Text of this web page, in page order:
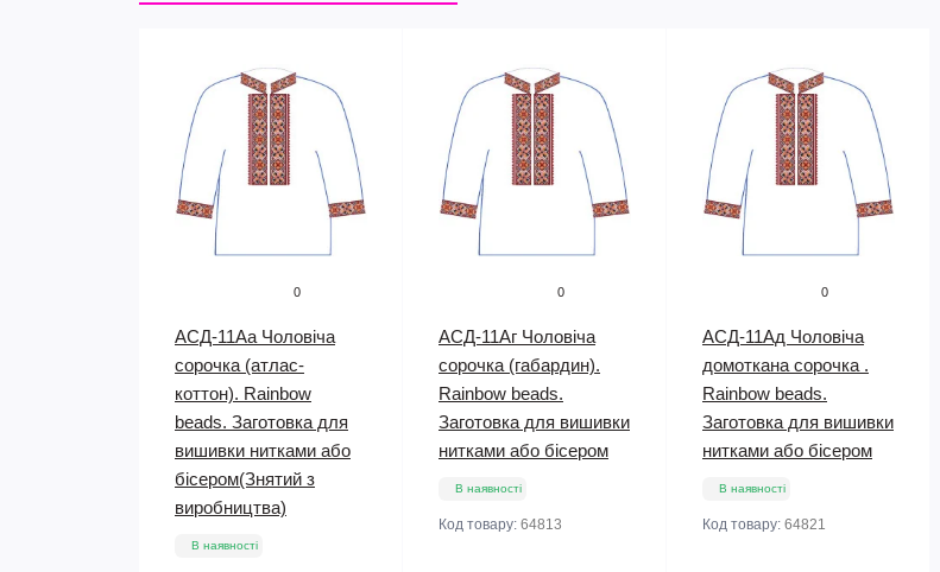
0
АСД-11Аа Чоловіча
сорочка (атлас-
коттон). Rainbow
beads. Заготовка для
вишивки нитками або
бісером(Знятий з
виробництва)
В наявності
0
АСД-11Аг Чоловіча
сорочка (габардин).
Rainbow beads.
Заготовка для вишивки
нитками або бісером
В наявності
Код товару: 64813
0
АСД-11Ад Чоловіча
домоткана сорочка .
Rainbow beads.
Заготовка для вишивки
нитками або бісером
В наявності
Код товару: 64821